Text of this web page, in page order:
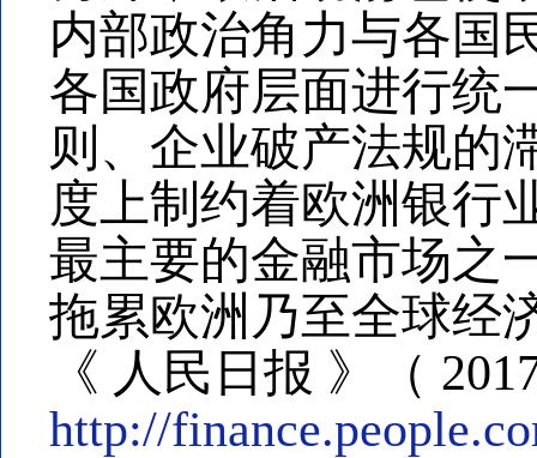
内部政治角力与各国
各国政府层面进行统
则、企业破产法规的
度上制约着欧洲银行
最主要的金融市场之
拖累欧洲乃至全球经
《 人民日报 》（
http://